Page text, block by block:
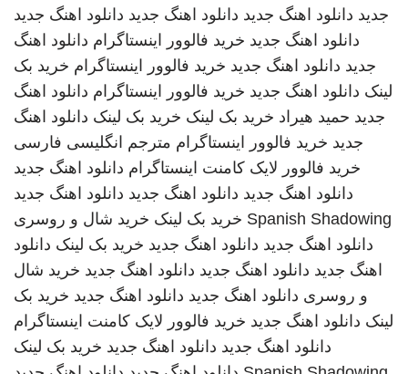
جدید دانلود اهنگ جدید دانلود اهنگ جدید دانلود اهنگ جدید
دانلود اهنگ جدید خرید فالوور اینستاگرام دانلود اهنگ
جدید دانلود اهنگ جدید خرید فالوور اینستاگرام خرید بک
لینک دانلود اهنگ جدید خرید فالوور اینستاگرام دانلود اهنگ
جدید حمید هیراد خرید بک لینک خرید بک لینک دانلود اهنگ
جدید خرید فالوور اینستاگرام مترجم انگلیسی فارسی
خرید فالوور لایک کامنت اینستاگرام دانلود اهنگ جدید
دانلود اهنگ جدید دانلود اهنگ جدید دانلود اهنگ جدید
Spanish Shadowing خرید بک لینک خرید شال و روسری
دانلود اهنگ جدید دانلود اهنگ جدید خرید بک لینک دانلود
اهنگ جدید دانلود اهنگ جدید دانلود اهنگ جدید خرید شال
و روسری دانلود اهنگ جدید دانلود اهنگ جدید خرید بک
لینک دانلود اهنگ جدید خرید فالوور لایک کامنت اینستاگرام
دانلود اهنگ جدید دانلود اهنگ جدید خرید بک لینک